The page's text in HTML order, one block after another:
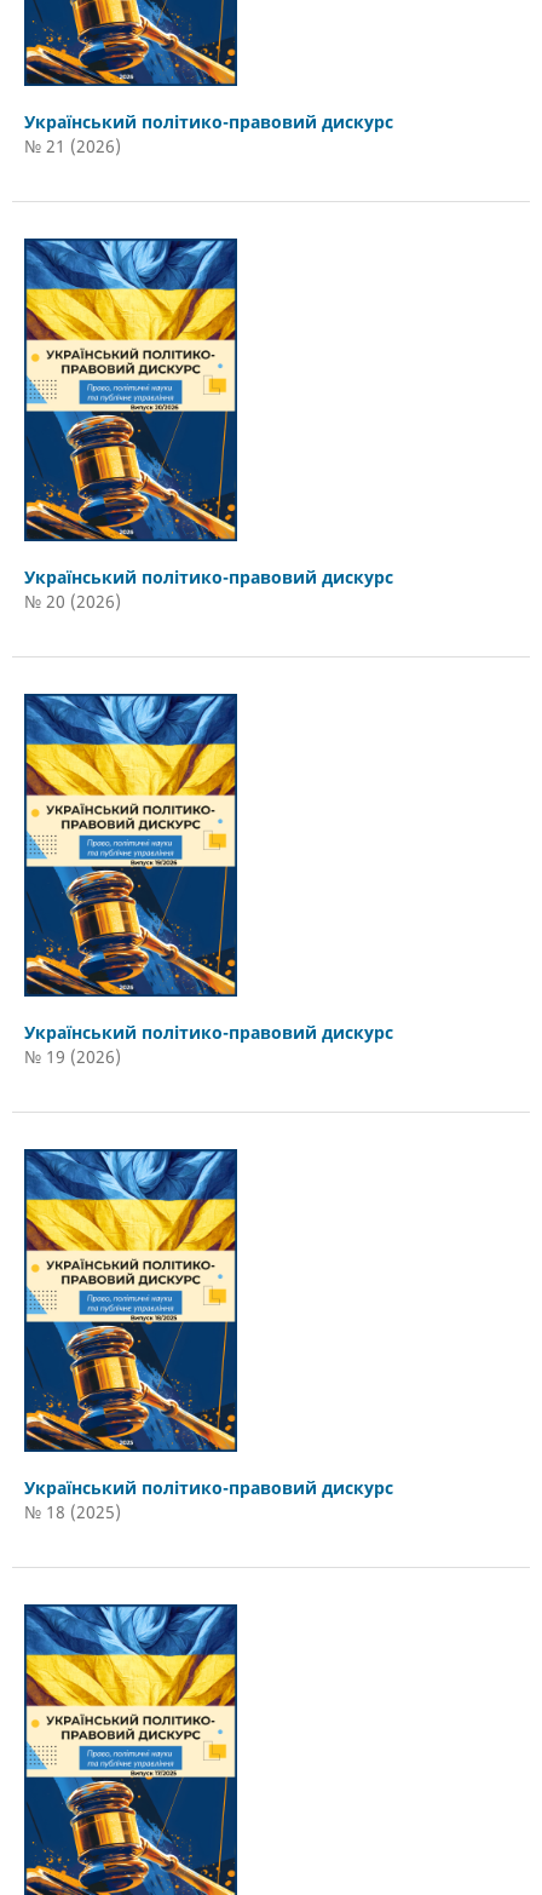
Український політико-правовий дискурс
№ 21 (2026)
Український політико-правовий дискурс
№ 20 (2026)
Український політико-правовий дискурс
№ 19 (2026)
Український політико-правовий дискурс
№ 18 (2025)